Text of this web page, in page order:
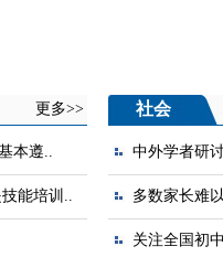
更多>>
本遵..
能培训..
社会
中外学者研
多数家长难
关注全国初